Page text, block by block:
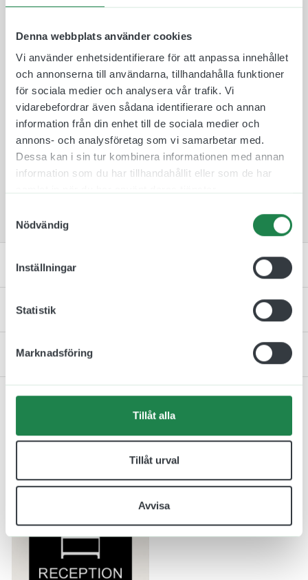
Denna webbplats använder cookies
Vi använder enhetsidentifierare för att anpassa innehållet
och annonserna till användarna, tillhandahålla funktioner
för sociala medier och analysera vår trafik. Vi
vidarebefordrar även sådana identifierare och annan
information från din enhet till de sociala medier och
annons- och analysföretag som vi samarbetar med.
Dessa kan i sin tur kombinera informationen med annan
information som du har tillhandahållit eller som de har
Nödvändig
Inställningar
Statistik
Marknadsföring
Tillåt alla
Tillåt urval
Avvisa
reflektiv plast som fästs på båda sidor av
Plastskyltarna finns i 10 olika färger att välja
mellan för att de ska passa in i rätt miljö och
omgivning.
Skylten monteras därefter på en medföljande
väggkonsol som skruvas fast med medföljande
skruv och plugg. Tack vare denna fästmetod så är
det lätt att byta skyltar mellan rum ifall att de
skulle byta plats.
Specifikation
Monteringsinstruktion
Kontakta oss
Relaterade produkter